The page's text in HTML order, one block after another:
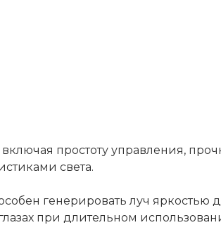
простоту управления,
света.
генерировать луч яркостью
при длительном